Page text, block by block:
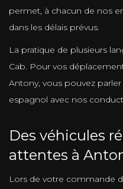
permet, à chacun de nos
dans les délais prévus.
La pratique de plusieurs
Cab. Pour vos
Antony, vous pouvez
espagnol avec nos
Des véhicules
attentes à
Lors de votre commande